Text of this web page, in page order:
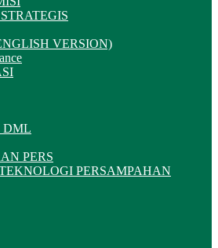
VERSION)
DML
PERS
PERSAMPAHAN